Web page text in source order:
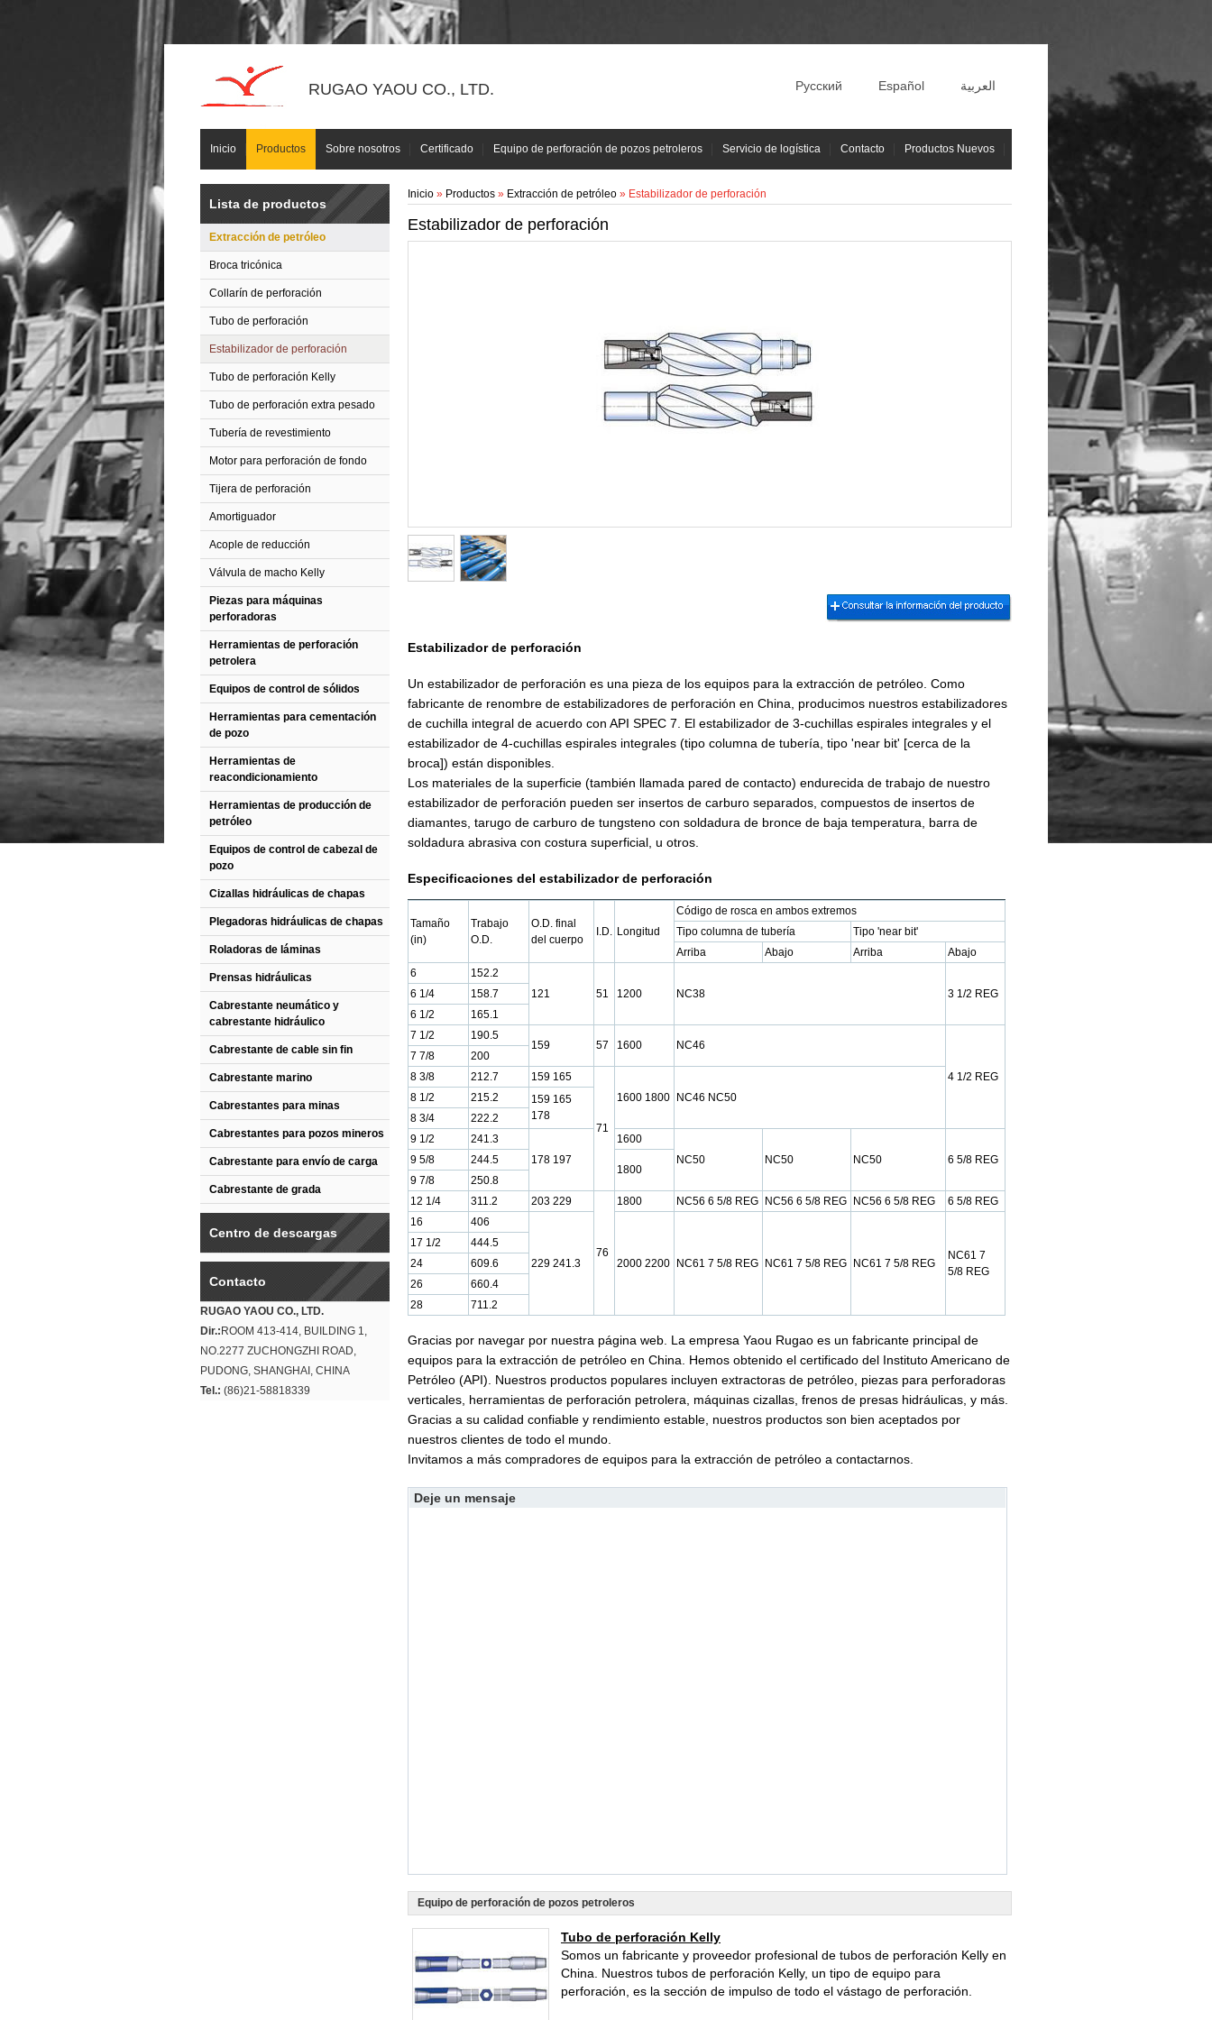
RUGAO YAOU CO., LTD. Русский Español العربية
Inicio Productos Sobre nosotros Certificado Equipo de perforación de pozos petroleros Servicio de logística Contacto Productos Nuevos
Lista de productos
Extracción de petróleo
Broca tricónica
Collarín de perforación
Tubo de perforación
Estabilizador de perforación
Tubo de perforación Kelly
Tubo de perforación extra pesado
Tubería de revestimiento
Motor para perforación de fondo
Tijera de perforación
Amortiguador
Acople de reducción
Válvula de macho Kelly
Piezas para máquinas
perforadoras
Herramientas de perforación
petrolera
Equipos de control de sólidos
Herramientas para cementación
de pozo
Herramientas de
reacondicionamiento
Herramientas de producción de
petróleo
Equipos de control de cabezal de
pozo
Cizallas hidráulicas de chapas
Plegadoras hidráulicas de chapas
Roladoras de láminas
Prensas hidráulicas
Cabrestante neumático y
cabrestante hidráulico
Cabrestante de cable sin fin
Cabrestante marino
Cabrestantes para minas
Cabrestantes para pozos mineros
Cabrestante para envío de carga
Cabrestante de grada
Centro de descargas
Contacto
RUGAO YAOU CO., LTD.
Dir.: ROOM 413-414, BUILDING 1,
NO.2277 ZUCHONGZHI ROAD,
PUDONG, SHANGHAI, CHINA
Tel.: (86)21-58818339
Inicio » Productos » Extracción de petróleo » Estabilizador de perforación
Estabilizador de perforación
Estabilizador de perforación
Un estabilizador de perforación es una pieza de los equipos para la extracción de petróleo. Como
fabricante de renombre de estabilizadores de perforación en China, producimos nuestros estabilizadores
de cuchilla integral de acuerdo con API SPEC 7. El estabilizador de 3-cuchillas espirales integrales y el
estabilizador de 4-cuchillas espirales integrales (tipo columna de tubería, tipo 'near bit' [cerca de la
broca]) están disponibles.
Los materiales de la superficie (también llamada pared de contacto) endurecida de trabajo de nuestro
estabilizador de perforación pueden ser insertos de carburo separados, compuestos de insertos de
diamantes, tarugo de carburo de tungsteno con soldadura de bronce de baja temperatura, barra de
soldadura abrasiva con costura superficial, u otros.
Especificaciones del estabilizador de perforación
Tamaño
(in)
Trabajo
O.D.
O.D. final
del cuerpo
I.D. Longitud
Código de rosca en ambos extremos
Tipo columna de tubería
Tipo 'near bit'
Arriba
Abajo Arriba
Abajo
6
152.2
121
51 1200 NC38 3 1/2 REG
6 1/4
158.7
6 1/2
165.1
7 1/2
190.5
159 57 1600 NC46
4 1/2 REG
7 7/8
200
8 3/8
212.7 159 165
71
1600 1800 NC46 NC50
8 1/2 215.2
159 165
178
8 3/4
222.2
9 1/2
241.3
178 197
1600
NC50
NC50 NC50 6 5/8 REG
9 5/8 244.5
1800
9 7/8
250.8
12 1/4
311.2 203 229
76
1800 NC56 6 5/8 REG NC56 6 5/8 REG NC56 6 5/8 REG
6 5/8 REG
16
406
229 241.3 2000 2200 NC61 7 5/8 REG NC61 7 5/8 REG NC61 7 5/8 REG
NC61 7
5/8 REG
17 1/2
444.5
24
609.6
26
660.4
28
711.2
Gracias por navegar por nuestra página web. La empresa Yaou Rugao es un fabricante principal de
equipos para la extracción de petróleo en China. Hemos obtenido el certificado del Instituto Americano de
Petróleo (API). Nuestros productos populares incluyen extractoras de petróleo, piezas para perforadoras
verticales, herramientas de perforación petrolera, máquinas cizallas, frenos de presas hidráulicas, y más.
Gracias a su calidad confiable y rendimiento estable, nuestros productos son bien aceptados por
nuestros clientes de todo el mundo.
Invitamos a más compradores de equipos para la extracción de petróleo a contactarnos.
Deje un mensaje
Equipo de perforación de pozos petroleros
Tubo de perforación Kelly
Somos un fabricante y proveedor profesional de tubos de perforación Kelly en
China. Nuestros tubos de perforación Kelly, un tipo de equipo para
perforación, es la sección de impulso de todo el vástago de perforación.